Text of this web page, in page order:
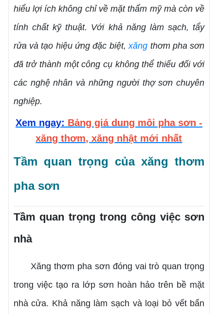
hiểu lợi ích không chỉ về mặt thẩm mỹ mà còn về
tính chất kỹ thuật. Với khả năng làm sạch, tẩy
rửa và tạo hiệu ứng đặc biệt,xăng thơm pha sơn
đã trở thành một công cụ không thể thiếu đối với
các nghệ nhân và những người thợ sơn chuyên
nghiệp.
Xem ngay: Bảng giá dung môi pha sơn -
xăng thơm, xăng nhật mới nhất
Tầm quan trọng của xăng thơm
pha sơn
Tầm quan trọng trong công việc sơn
nhà
Xăng thơm pha sơn đóng vai trò quan trọng
trong việc tạo ra lớp sơn hoàn hảo trên bề mặt
nhà cửa. Khả năng làm sạch và loại bỏ vết bẩn